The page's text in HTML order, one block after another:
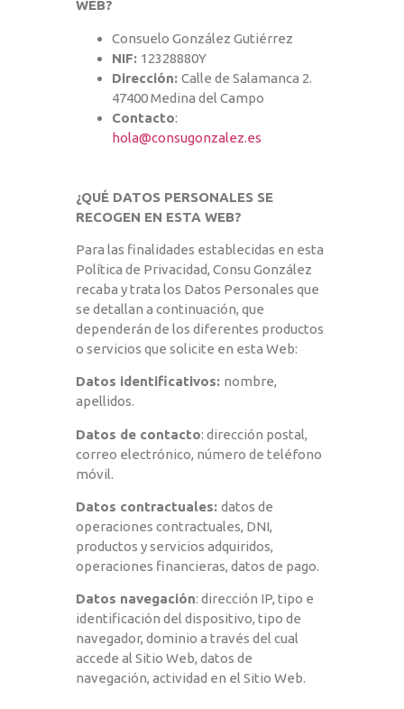
WEB?
Consuelo González Gutiérrez
NIF: 12328880Y
Dirección: Calle de Salamanca 2.
47400 Medina del Campo
Contacto:
hola@consugonzalez.es
¿QUÉ DATOS PERSONALES SE
RECOGEN EN ESTA WEB?
Para las finalidades establecidas en esta
Política de Privacidad, Consu González
recaba y trata los Datos Personales que
se detallan a continuación, que
dependerán de los diferentes productos
o servicios que solicite en esta Web:
Datos identificativos: nombre,
apellidos.
Datos de contacto: dirección postal,
correo electrónico, número de teléfono
móvil.
Datos contractuales: datos de
operaciones contractuales, DNI,
productos y servicios adquiridos,
operaciones financieras, datos de pago.
Datos navegación: dirección IP, tipo e
identificación del dispositivo, tipo de
navegador, dominio a través del cual
accede al Sitio Web, datos de
navegación, actividad en el Sitio Web.